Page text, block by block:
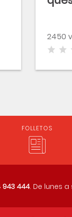
2450
FOLLETOS
943 444. De lunes